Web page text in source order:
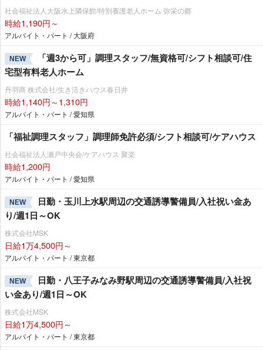
社会福祉法人大阪水上隣保館/特別養護老人ホーム 弥栄の郷
時給1,190円～
アルバイト・パート / 大阪府
NEW
「週3から可」調理スタッフ/無資格可/シフト相談可/住
宅型有料老人ホーム
丹羽商 株式会社/生き活きハウス春日井
時給1,140円～1,310円
アルバイト・パート / 愛知県
「福祉調理スタッフ」調理師免許必須/シフト相談可/ケアハウス
社会福祉法人瀬戸中央会/ケアハウス 聚楽
時給1,200円
アルバイト・パート / 愛知県
NEW
日勤・玉川上水駅周辺の交通誘導警備員/入社祝い金あ
り/週1日～OK
株式会社MSK
日給1万4,500円～
アルバイト・パート / 東京都
NEW
日勤・八王子みなみ野駅周辺の交通誘導警備員/入社祝
い金あり/週1日～OK
株式会社MSK
日給1万4,500円～
アルバイト・パート / 東京都